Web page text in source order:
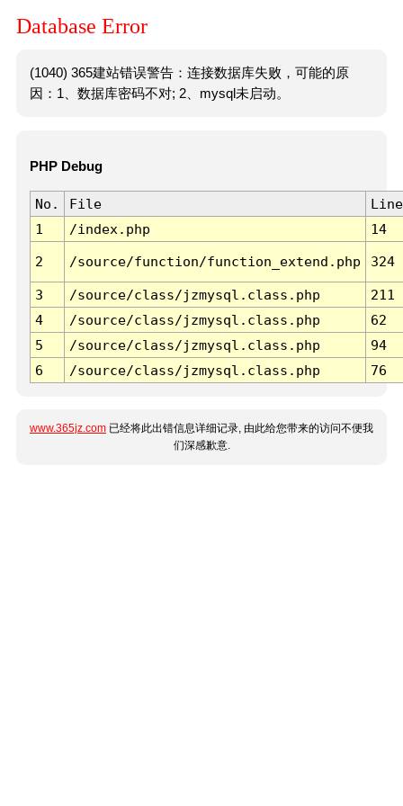
Database Error
(1040) 365建站错误警告：连接数据库失败，可能的原
因：1、数据库密码不对; 2、mysql未启动。
PHP Debug
No. File
Line
1
/index.php 14
2 /source/function/function_extend.php 324
3 /source/class/jzmysql.class.php
211
4
/source/class/jzmysql.class.php
62
5
/source/class/jzmysql.class.php
94
6
/source/class/jzmysql.class.php 76
www.365jz.com 已经将此出错信息详细记录, 由此给您带来的访问不便我
们深感歉意.